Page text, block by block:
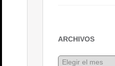
ARCHIVOS
Archivos